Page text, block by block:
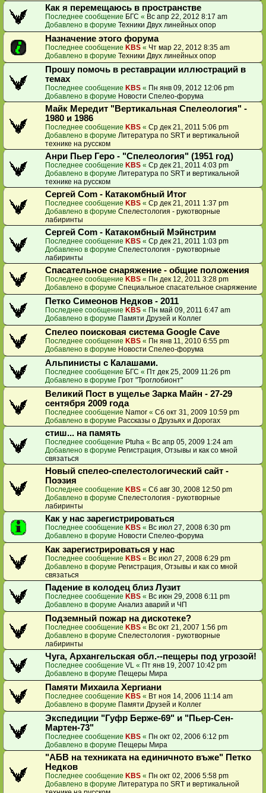
Как я перемещаюсь в пространстве
Последнее сообщение БГС « Вс апр 22, 2012 8:17 am
Добавлено в форуме Техники Двух линейных опор
Назначение этого форума
Последнее сообщение KBS « Чт мар 22, 2012 8:35 am
Добавлено в форуме Техники Двух линейных опор
Прошу помочь в реставрации иллюстраций в
темах
Последнее сообщение KBS « Пн янв 09, 2012 12:06 pm
Добавлено в форуме Новости Спелео-форума
Майк Мередит "Вертикальная Спелеология" -
1980 и 1986
Последнее сообщение KBS « Ср дек 21, 2011 5:06 pm
Добавлено в форуме Литература по SRT и вертикальной
технике на русском
Анри Пьер Геро - "Спелеология" (1951 год)
Последнее сообщение KBS « Ср дек 21, 2011 4:03 pm
Добавлено в форуме Литература по SRT и вертикальной
технике на русском
Сергей Com - Катакомбный Итог
Последнее сообщение KBS « Ср дек 21, 2011 1:37 pm
Добавлено в форуме Спелестология - рукотворные
лабиринты
Сергей Com - Катакомбный Мэйнстрим
Последнее сообщение KBS « Ср дек 21, 2011 1:03 pm
Добавлено в форуме Спелестология - рукотворные
лабиринты
Спасательное снаряжение - общие положения
Последнее сообщение KBS « Пн дек 12, 2011 3:28 pm
Добавлено в форуме Специальное спасательное снаряжение
Петко Симеонов Недков - 2011
Последнее сообщение KBS « Пн май 09, 2011 6:47 am
Добавлено в форуме Памяти Друзей и Коллег
Спелео поисковая система Google Cave
Последнее сообщение KBS « Пн янв 11, 2010 6:55 pm
Добавлено в форуме Новости Спелео-форума
Альпинисты с Калашами.
Последнее сообщение БГС « Пт дек 25, 2009 11:26 pm
Добавлено в форуме Грот "Троглобионт"
Великий Пост в ущелье Зарка Майн - 27-29
сентября 2009 года
Последнее сообщение Namor « Сб окт 31, 2009 10:59 pm
Добавлено в форуме Рассказы о Друзьях и Дорогах
стиш... на память
Последнее сообщение Ptuha « Вс апр 05, 2009 1:24 am
Добавлено в форуме Регистрация, Отзывы и как со мной
связаться
Новый спелео-спелестологический сайт -
Поэзия
Последнее сообщение KBS « Сб авг 30, 2008 12:50 pm
Добавлено в форуме Спелестология - рукотворные
лабиринты
Как у нас зарегистрироваться
Последнее сообщение KBS « Вс июл 27, 2008 6:30 pm
Добавлено в форуме Новости Спелео-форума
Как зарегистрироваться у нас
Последнее сообщение KBS « Вс июл 27, 2008 6:29 pm
Добавлено в форуме Регистрация, Отзывы и как со мной
связаться
Падение в колодец близ Лузит
Последнее сообщение KBS « Вс июн 29, 2008 6:11 pm
Добавлено в форуме Анализ аварий и ЧП
Подземный пожар на дискотеке?
Последнее сообщение KBS « Вс окт 21, 2007 1:56 pm
Добавлено в форуме Спелестология - рукотворные
лабиринты
Чуга, Архангельская обл.--пещеры под угрозой!
Последнее сообщение VL « Пт янв 19, 2007 10:42 pm
Добавлено в форуме Пещеры Мира
Памяти Михаила Хергиани
Последнее сообщение KBS « Вт ноя 14, 2006 11:14 am
Добавлено в форуме Памяти Друзей и Коллег
Экспедиции "Гуфр Берже-69" и "Пьер-Сен-
Мартен-73"
Последнее сообщение KBS « Пн окт 02, 2006 6:12 pm
Добавлено в форуме Пещеры Мира
"АБВ на техниката на единичното въже" Петко
Недков
Последнее сообщение KBS « Пн окт 02, 2006 5:58 pm
Добавлено в форуме Литература по SRT и вертикальной